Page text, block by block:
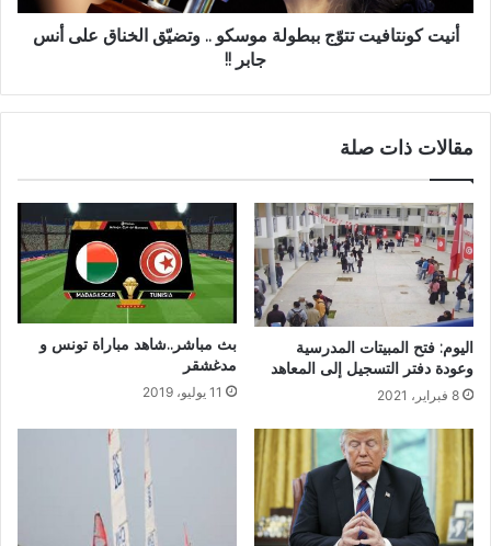
أنيت كونتافيت تتوّج ببطولة موسكو .. وتضيّق الخناق على أنس
جابر !!
مقالات ذات صلة
اليوم: فتح المبيتات المدرسية
وعودة دفتر التسجيل إلى المعاهد
8 فبراير، 2021
بث مباشر..شاهد مباراة تونس و
مدغشقر
11 يوليو، 2019